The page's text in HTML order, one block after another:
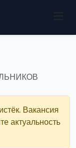
Вакансия
актуальность